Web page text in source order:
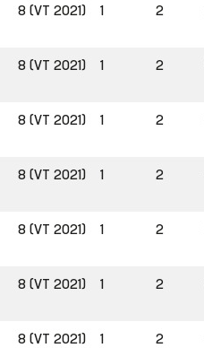
8 (VT 2021) 1 2
8 (VT 2021) 1 2
8 (VT 2021) 1 2
8 (VT 2021) 1 2
8 (VT 2021) 1 2
8 (VT 2021) 1 2
8 (VT 2021) 1 2